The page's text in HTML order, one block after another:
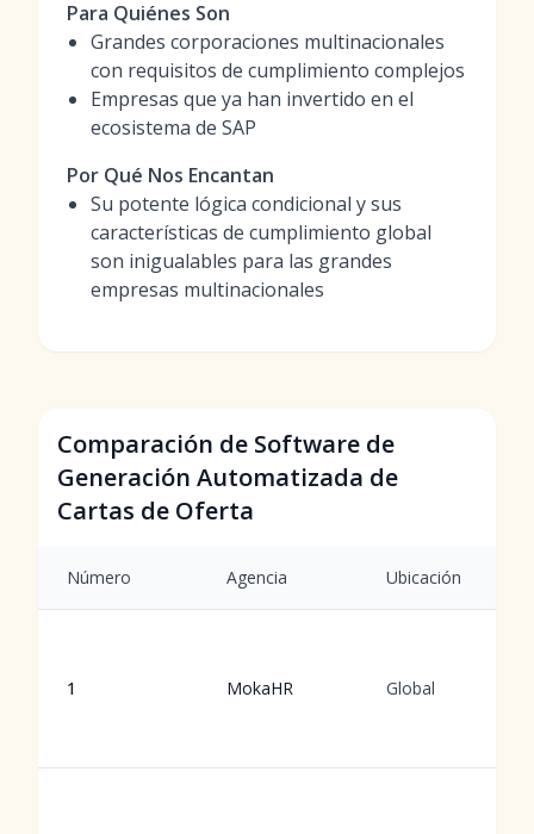
Para Quiénes Son
Grandes corporaciones multinacionales
con requisitos de cumplimiento complejos
Empresas que ya han invertido en el
ecosistema de SAP
Por Qué Nos Encantan
Su potente lógica condicional y sus
características de cumplimiento global
son inigualables para las grandes
empresas multinacionales
Comparación de Software de
Generación Automatizada de
Cartas de Oferta
Número Agencia Ubicación
1 MokaHR Global